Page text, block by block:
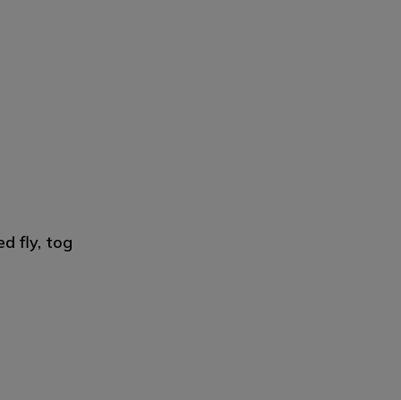
fly, tog